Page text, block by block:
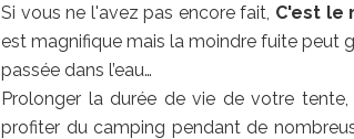
Si vous ne l'avez pas encore fait, C'est le
est magnifique mais la moindre fuite peut
passée dans l’eau…
Prolonger la durée de vie de votre
profiter du camping pendant de